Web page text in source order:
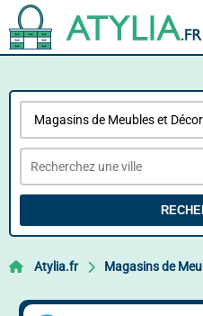
Atylia.fr Magasins de